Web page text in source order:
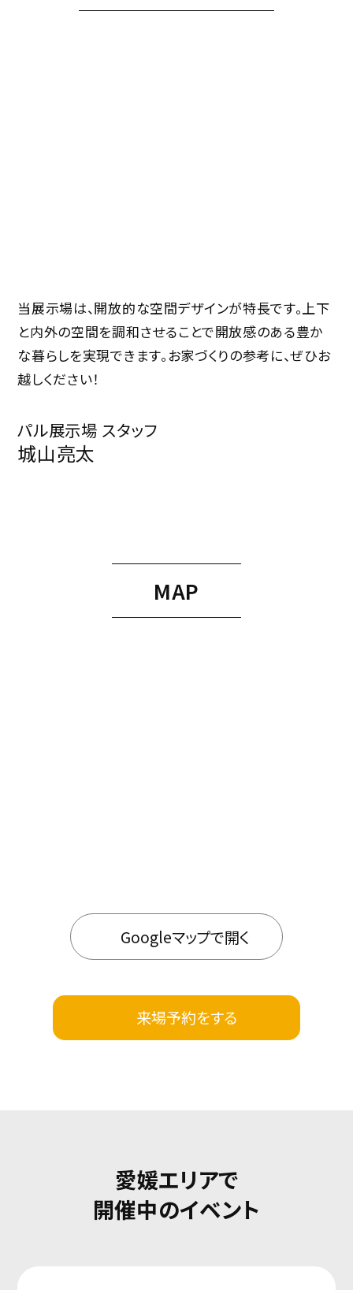
当展示場は、開放的な空間デザインが特長です。上下
と内外の空間を調和させることで開放感のある豊か
な暮らしを実現できます。お家づくりの参考に、ぜひお
越しください！
パル展示場 スタッフ
城山亮太
MAP
Googleマップで開く
来場予約をする
愛媛エリアで
開催中のイベント